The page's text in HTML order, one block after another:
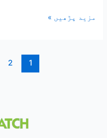
مزید پڑھیں »
1
2